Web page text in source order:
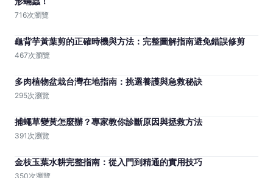
716次瀏覽
龜背芋黃葉剪的正確時機與方法：完整圖解指南避免錯誤修剪
467次瀏覽
多肉植物盆栽台灣在地指南：挑選養護與急救秘訣
295次瀏覽
捕蠅草變黃怎麼辦？專家教你診斷原因與拯救方法
391次瀏覽
金枝玉葉水耕完整指南：從入門到精通的實用技巧
350次瀏覽